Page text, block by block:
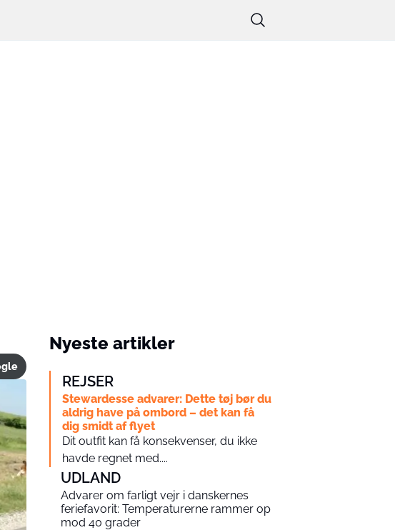
Nyeste artikler
REJSER
Stewardesse advarer: Dette tøj bør du
aldrig have på ombord – det kan få
dig smidt af flyet
Dit outfit kan få konsekvenser, du ikke
havde regnet med....
UDLAND
Advarer om farligt vejr i danskernes
feriefavorit: Temperaturerne rammer op
mod 40 grader